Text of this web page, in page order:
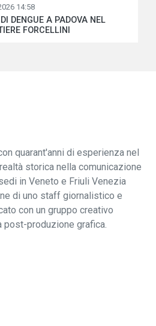
14:58
DENGUE A PADOVA NEL
FORCELLINI
quarant'anni di esperienza nel
storica nella comunicazione
in Veneto e Friuli Venezia
di uno staff giornalistico e
con un gruppo creativo
post-produzione grafica.